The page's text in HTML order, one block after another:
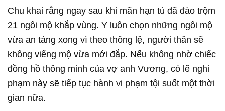
Chu khai rằng ngay sau khi mãn hạn tù đã đào trộm
21 ngôi mộ khắp vùng. Y luôn chọn những ngôi mộ
vừa an táng xong vì theo thông lệ, người thân sẽ
không viếng mộ vừa mới đắp. Nếu không nhờ chiếc
đồng hồ thông minh của vợ anh Vương, có lẽ nghi
phạm này sẽ tiếp tục hành vi phạm tội suốt một thời
gian nữa.